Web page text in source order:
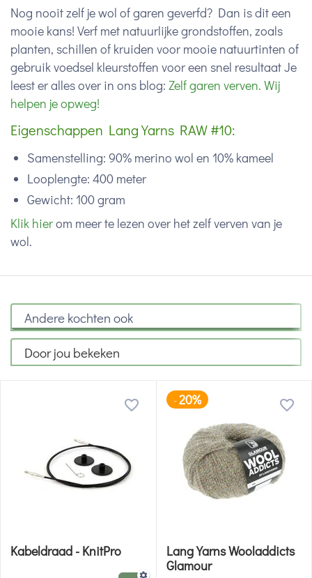
Nog nooit zelf je wol of garen geverfd? Dan is dit een
mooie kans! Verf met natuurlijke grondstoffen, zoals
planten, schillen of kruiden voor mooie natuurtinten of
gebruik voedsel kleurstoffen voor een snel resultaat Je
leest er alles over in ons blog: Zelf garen verven. Wij
helpen je opweg!
Eigenschappen Lang Yarns RAW #10:
Samenstelling: 90% merino wol en 10% kameel
Looplengte: 400 meter
Gewicht: 100 gram
Klik hierom meer te lezen over het zelf verven van je
wol.
Andere kochten ook
Door jou bekeken
Kabeldraad - KnitPro
-20%
Lang Yarns Wooladdicts
Glamour